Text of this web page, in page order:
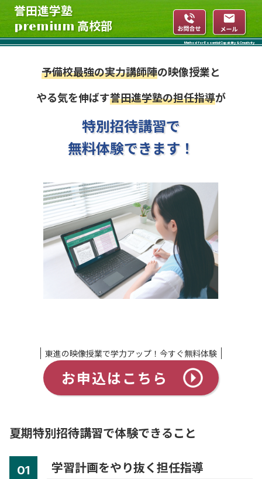
誉田進学塾
premium 高校部
Method for Essential Capability & Creativity
予備校最強の実力講師陣の映像授業と
やる気を伸ばす誉田進学塾の担任指導が
特別招待講習で
無料体験できます！
東進の映像授業で学力アップ！今すぐ無料体験
お申込はこちら
夏期特別招待講習で体験できること
01 学習計画をやり抜く担任指導